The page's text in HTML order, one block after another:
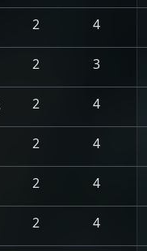
2 4
2 3
2 4
2 4
2 4
2 4